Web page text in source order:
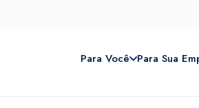
Para Você Para Sua